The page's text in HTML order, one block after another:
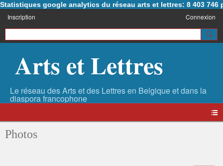
Statistiques google analytics du réseau arts et lettres: 8 403 746
Inscription Connexion
Arts et Lettres
Photos